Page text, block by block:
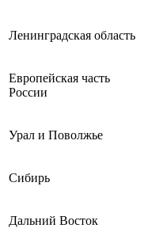
Ленинградская область
Европейская часть
России
Урал и Поволжье
Сибирь
Дальний Восток